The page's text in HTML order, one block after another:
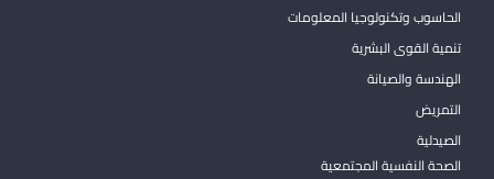
الحاسوب وتكنولوجيا المعلومات
تنمية القوى البشرية
الهندسة والصيانة
التمريض
الصيدلية
الصحة النفسية المجتمعية